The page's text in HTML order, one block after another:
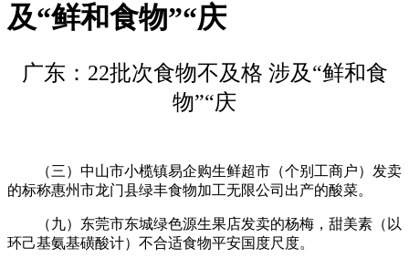
及“鲜和食物”“庆
广东：22批次食物不及格 涉及“鲜和食
物”“庆
（三）中山市小榄镇易企购生鲜超市（个别工商户）发卖
的标称惠州市龙门县绿丰食物加工无限公司出产的酸菜。
（九）东莞市东城绿色源生果店发卖的杨梅，甜美素（以
环己基氨基磺酸计）不合适食物平安国度尺度。